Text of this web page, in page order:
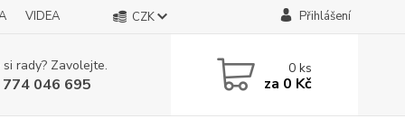
VIDEA CZK Přihlášení
rady? Zavolejte.
046 695
0ks
za 0 Kč